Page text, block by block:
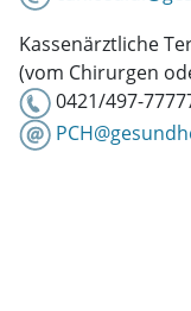
Kassenärztliche
(vom Chirurgen
0421/497-